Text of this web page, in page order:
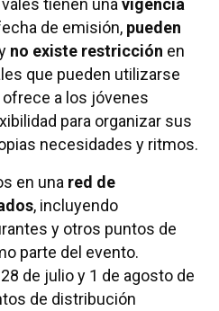
de emisión, pueden
no existe restricción en
que pueden utilizarse
ofrece a los jóvenes
para organizar sus
necesidades y ritmos.
en una red de
, incluyendo
y otros puntos de
parte del evento.
de julio y 1 de agosto de
de distribución